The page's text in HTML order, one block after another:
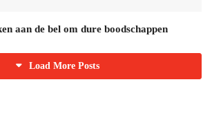
aan de bel om dure boodschappen
Load More Posts